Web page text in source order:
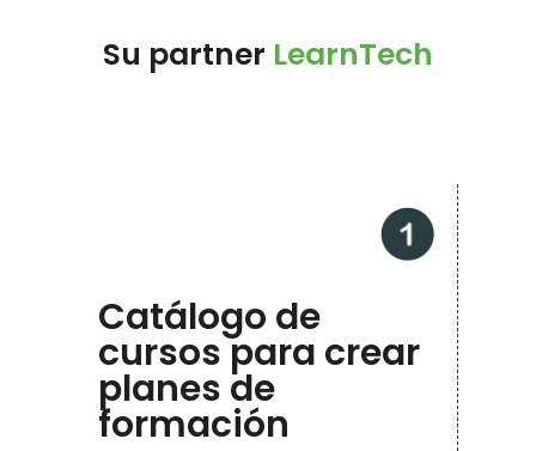
Su partner LearnTech
Catálogo de
cursos para crear
planes de
formación